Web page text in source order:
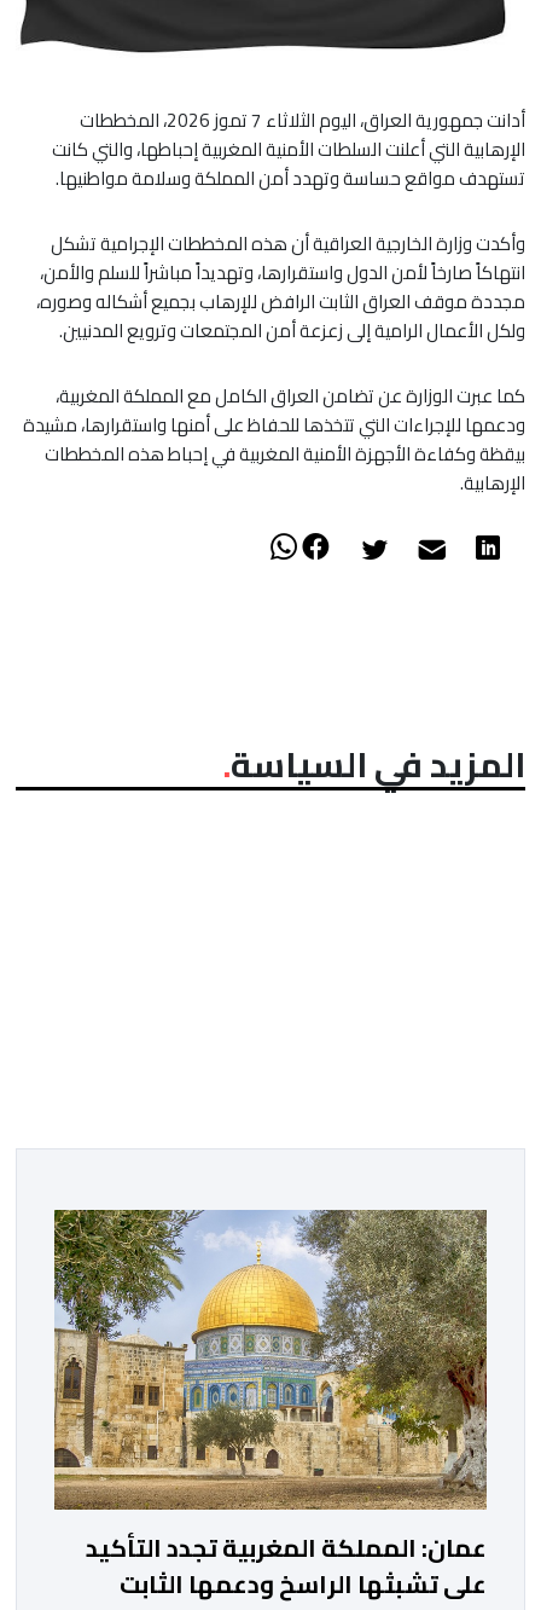
أدانت جمهورية العراق، اليوم الثلاثاء 7 تموز 2026، المخططات
الإرهابية التي أعلنت السلطات الأمنية المغربية إحباطها، والتي كانت
تستهدف مواقع حساسة وتهدد أمن المملكة وسلامة مواطنيها.
وأكدت وزارة الخارجية العراقية أن هذه المخططات الإجرامية تشكل
انتهاكاً صارخاً لأمن الدول واستقرارها، وتهديداً مباشراً للسلم والأمن،
مجددة موقف العراق الثابت الرافض للإرهاب بجميع أشكاله وصوره،
ولكل الأعمال الرامية إلى زعزعة أمن المجتمعات وترويع المدنيين.
كما عبرت الوزارة عن تضامن العراق الكامل مع المملكة المغربية،
ودعمها للإجراءات التي تتخذها للحفاظ على أمنها واستقرارها، مشيدة
بيقظة وكفاءة الأجهزة الأمنية المغربية في إحباط هذه المخططات
الإرهابية.
المزيد في السياسة
عمان: المملكة المغربية تجدد التأكيد
على تشبثها الراسخ ودعمها الثابت